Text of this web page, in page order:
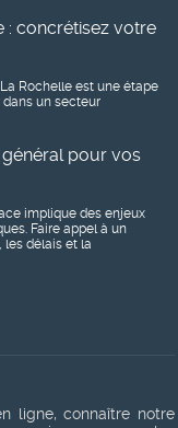
: concrétisez votre
Rochelle est une étape
un secteur
pour vos
implique des enjeux
Faire appel à un
délais et la
ligne, connaître notre